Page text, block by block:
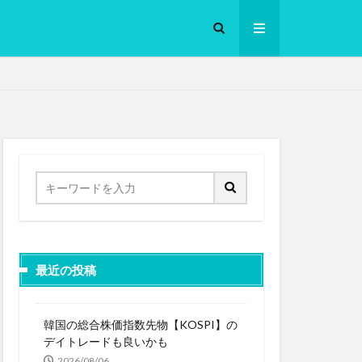
最近の投稿
韓国の総合株価指数先物【KOSPI】の
デイトレードも良いかも